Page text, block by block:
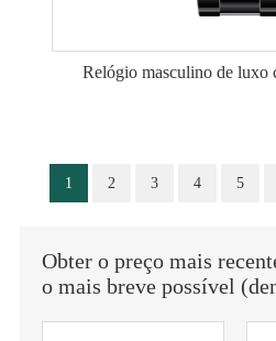
Relógio masculino de luxo
1 2 3 4 5
Obter o preço mais
o mais breve possível